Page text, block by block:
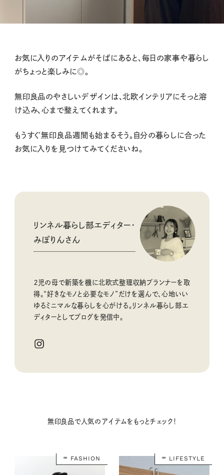
お気に入りのアイテムがそばにあると、毎日の家事や暮らし
がちょっと楽しみに◎。
無印良品のやさしいデザインは、北欧インテリアにそっと溶
け込み、心まで整えてくれます。
もうすぐ無印良品週間も始まるそう。自分の暮らしに合った
お気に入りを見つけてみてくださいね。
リンネル暮らし部エディター・
みぽりんさん
２児の母で新築を機に北欧式整理収納プランナーを取
得。“好きなモノと必要なモノ”だけを選んで、心地いい
ゆるミニマルな暮らしを心がける。リンネル暮らし部エ
ディターとしてブログを発信中。
無印良品で人気のアイテムをもっとチェック！
FASHION LIFESTYLE